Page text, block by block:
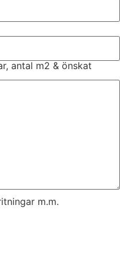
antal m2 & önskat
m.m.